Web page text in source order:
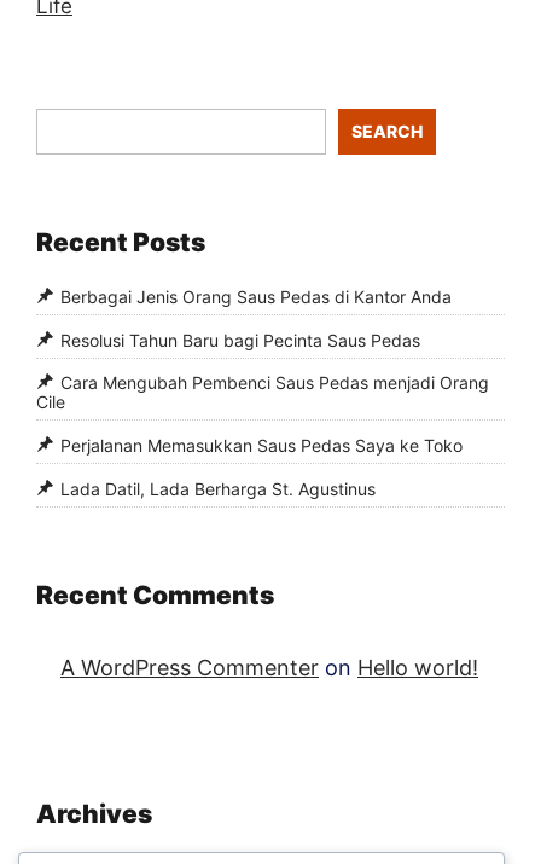
Life
SEARCH
Recent Posts
Berbagai Jenis Orang Saus Pedas di Kantor Anda
Resolusi Tahun Baru bagi Pecinta Saus Pedas
Cara Mengubah Pembenci Saus Pedas menjadi Orang
Cile
Perjalanan Memasukkan Saus Pedas Saya ke Toko
Lada Datil, Lada Berharga St. Agustinus
Recent Comments
A WordPress Commenter on Hello world!
Archives